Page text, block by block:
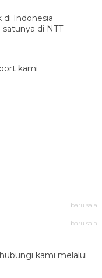
di Indonesia
di NTT
kami
baru saja
baru saja
kami melalui